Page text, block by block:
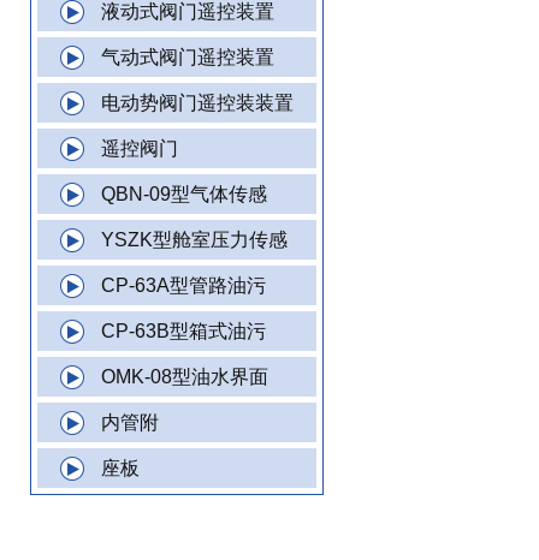
液动式阀门遥控装置
气动式阀门遥控装置
电动势阀门遥控装装置
遥控阀门
QBN-09型气体传感
YSZK型舱室压力传感
CP-63A型管路油污
CP-63B型箱式油污
OMK-08型油水界面
内管附
座板